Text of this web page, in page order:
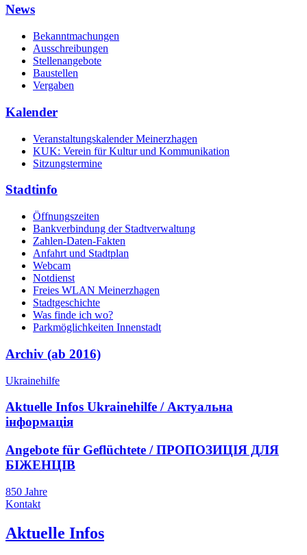
News
Bekanntmachungen
Ausschreibungen
Stellenangebote
Baustellen
Vergaben
Kalender
Veranstaltungskalender Meinerzhagen
KUK: Verein für Kultur und Kommunikation
Sitzungstermine
Stadtinfo
Öffnungszeiten
Bankverbindung der Stadtverwaltung
Zahlen-Daten-Fakten
Anfahrt und Stadtplan
Webcam
Notdienst
Freies WLAN Meinerzhagen
Stadtgeschichte
Was finde ich wo?
Parkmöglichkeiten Innenstadt
Archiv (ab 2016)
Ukrainehilfe
Aktuelle Infos Ukrainehilfe / Актуальна
інформація
Angebote für Geflüchtete / ПРОПОЗИЦІЯ ДЛЯ
БІЖЕНЦІВ
850 Jahre
Kontakt
Aktuelle Infos